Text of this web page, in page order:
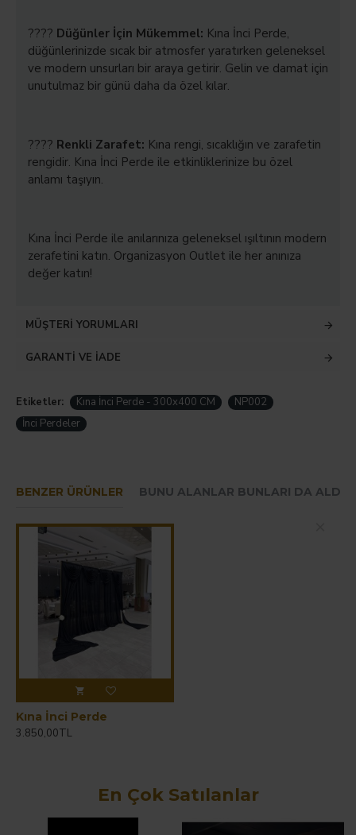
???? Düğünler İçin Mükemmel: Kına İnci Perde,
düğünlerinizde sıcak bir atmosfer yaratırken geleneksel
ve modern unsurları bir araya getirir. Gelin ve damat için
unutulmaz bir günü daha da özel kılar.
???? Renkli Zarafet: Kına rengi, sıcaklığın ve zarafetin
rengidir. Kına İnci Perde ile etkinliklerinize bu özel
anlamı taşıyın.
Kına İnci Perde ile anılarınıza geleneksel ışıltının modern
zerafetini katın. Organizasyon Outlet ile her anınıza
değer katın!
MÜŞTERI YORUMLARI
GARANTI VE İADE
Etiketler: Kına İnci Perde - 300x400 CM
NP002
İnci Perdeler
BENZER ÜRÜNLER BUNU ALANLAR BUNLARI DA
Kına İnci Perde
3.850,00TL
En Çok Satılanlar